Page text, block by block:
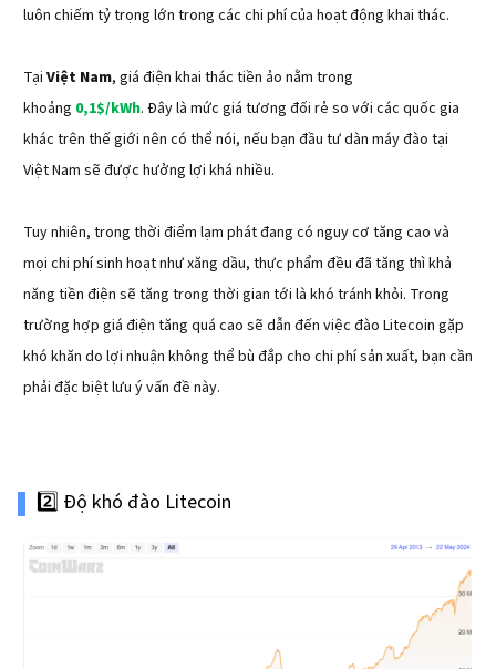
luôn chiếm tỷ trọng lớn trong các chi phí của hoạt động khai thác.
Tại Việt Nam, giá điện khai thác tiền ảo nằm trong
khoảng 0,1$/kWh. Đây là mức giá tương đối rẻ so với các quốc gia
khác trên thế giới nên có thể nói, nếu bạn đầu tư dàn máy đào tại
Việt Nam sẽ được hưởng lợi khá nhiều.
Tuy nhiên, trong thời điểm lạm phát đang có nguy cơ tăng cao và
mọi chi phí sinh hoạt như xăng dầu, thực phẩm đều đã tăng thì khả
năng tiền điện sẽ tăng trong thời gian tới là khó tránh khỏi. Trong
trường hợp giá điện tăng quá cao sẽ dẫn đến việc đào Litecoin gặp
khó khăn do lợi nhuận không thể bù đắp cho chi phí sản xuất, bạn cần
phải đặc biệt lưu ý vấn đề này.
2️⃣ Độ khó đào Litecoin